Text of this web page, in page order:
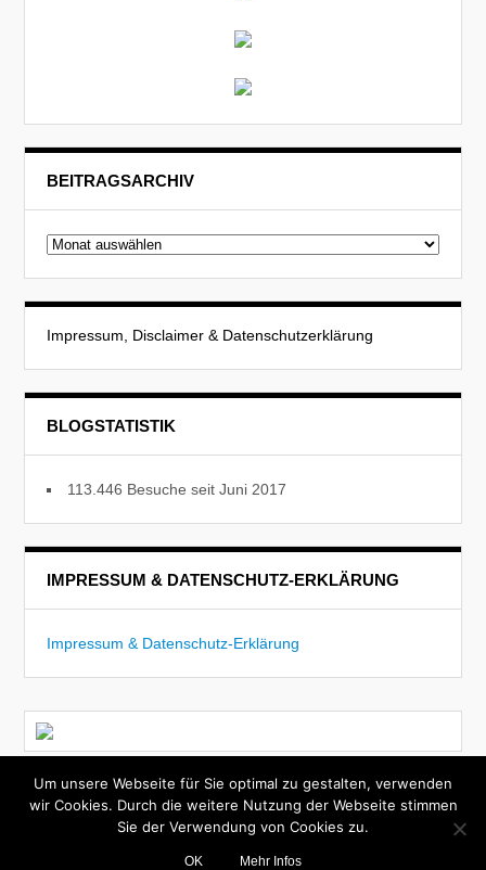
BEITRAGSARCHIV
Beitragsarchiv
Impressum, Disclaimer & Datenschutzerklärung
BLOGSTATISTIK
113.446 Besuche seit Juni 2017
IMPRESSUM & DATENSCHUTZ-ERKLÄRUNG
Impressum & Datenschutz-Erklärung
Today Theme byWPExplorer| Powered by WordPress
Customized byjotw, WulfWebWorks
Um unsere Webseite für Sie optimal zu gestalten, verwenden
wir Cookies. Durch die weitere Nutzung der Webseite stimmen
Sie der Verwendung von Cookies zu.
OK Mehr Infos